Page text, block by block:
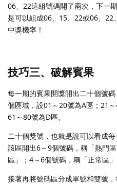
06、22這組號碼開了兩次，下一
是可以組成06、15、22或06、22
中獎機率！
技巧三、破解賓果
每一期的賓果開獎開出二十個號
個區域，設01～20號為A區；21
61～80號為D區。
二十個獎號，也就是說可以看成
該區開出6～9個號碼，稱「熱門
區」；4～6個號碼，稱「正常區」
接著再將號碼區分成單號和雙號